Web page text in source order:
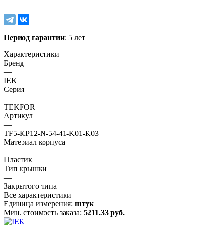
Период гарантии: 5 лет
Характеристики
Бренд
—
IEK
Серия
—
TEKFOR
Артикул
—
TF5-KP12-N-54-41-K01-K03
Материал корпуса
—
Пластик
Тип крышки
—
Закрытого типа
Все характеристики
Единица измерения: штук
Мин. стоимость заказа: 5211.33 руб.